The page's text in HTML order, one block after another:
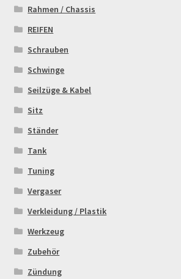
Rahmen / Chassis
REIFEN
Schrauben
Schwinge
Seilzüge & Kabel
Sitz
Ständer
Tank
Tuning
Vergaser
Verkleidung / Plastik
Werkzeug
Zubehör
Zündung